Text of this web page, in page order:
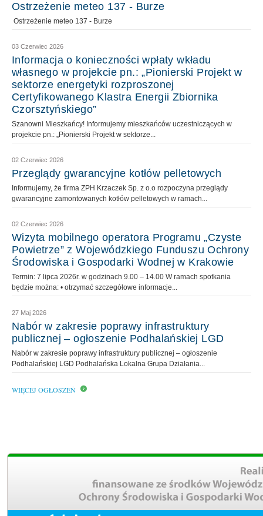
Ostrzeżenie meteo 137 - Burze
Ostrzeżenie meteo 137 - Burze
03 Czerwiec 2026
Informacja o konieczności wpłaty wkładu
własnego w projekcie pn.: „Pionierski Projekt w
sektorze energetyki rozproszonej
Certyfikowanego Klastra Energii Zbiornika
Czorsztyńskiego”
Szanowni Mieszkańcy! Informujemy mieszkańców uczestniczących w
projekcie pn.: „Pionierski Projekt w sektorze...
02 Czerwiec 2026
Przeglądy gwarancyjne kotłów pelletowych
Informujemy, że firma ZPH Krzaczek Sp. z o.o rozpoczyna przeglądy
gwarancyjne zamontowanych kotłów pelletowych w ramach...
02 Czerwiec 2026
Wizyta mobilnego operatora Programu „Czyste
Powietrze” z Wojewódzkiego Funduszu Ochrony
Środowiska i Gospodarki Wodnej w Krakowie
Termin: 7 lipca 2026r. w godzinach 9.00 – 14.00 W ramach spotkania
będzie można: • otrzymać szczegółowe informacje...
27 Maj 2026
Nabór w zakresie poprawy infrastruktury
publicznej – ogłoszenie Podhalańskiej LGD
Nabór w zakresie poprawy infrastruktury publicznej – ogłoszenie
Podhalańskiej LGD Podhalańska Lokalna Grupa Działania...
WIĘCEJ OGŁOSZEŃ